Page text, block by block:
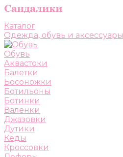
Каталог
Одежда, обувь и аксессуары
Обувь
Аквастоки
Балетки
Босоножки
Ботильоны
Ботинки
Валенки
Джазовки
Дутики
Кеды
Кроссовки